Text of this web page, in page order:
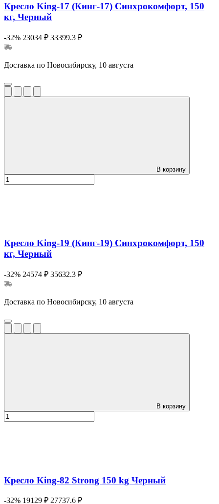
Кресло King-17 (Кинг-17) Синхрокомфорт, 150
кг, Черный
-32% 23034 ₽ 33399.3 ₽
Доставка по Новосибирску, 10 августа
В корзину
Кресло King-19 (Кинг-19) Синхрокомфорт, 150
кг, Черный
-32% 24574 ₽ 35632.3 ₽
Доставка по Новосибирску, 10 августа
В корзину
Кресло King-82 Strong 150 kg Черный
-32% 19129 ₽ 27737.6 ₽